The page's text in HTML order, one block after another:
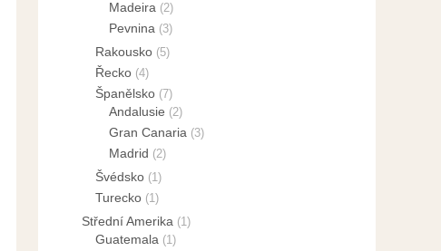
Madeira (2)
Pevnina (3)
Rakousko (5)
Řecko (4)
Španělsko (7)
Andalusie (2)
Gran Canaria (3)
Madrid (2)
Švédsko (1)
Turecko (1)
Střední Amerika (1)
Guatemala (1)